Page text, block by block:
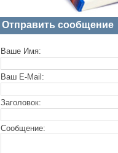
Отправить сообщение
Ваше Имя:
Ваш E-Mail:
Заголовок:
Сообщение: